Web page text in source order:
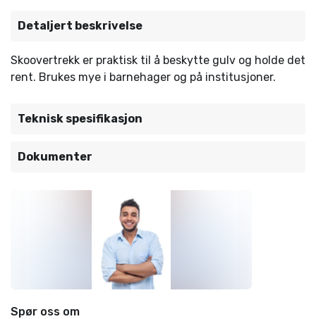
Detaljert beskrivelse
Skoovertrekk er praktisk til å beskytte gulv og holde det
rent. Brukes mye i barnehager og på institusjoner.
Teknisk spesifikasjon
Dokumenter
Spør oss om